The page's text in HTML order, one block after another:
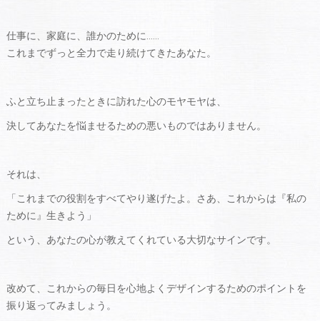
仕事に、家庭に、誰かのために……
これまでずっと全力で走り続けてきたあなた。
ふと立ち止まったときに訪れた心のモヤモヤは、
決してあなたを悩ませるための悪いものではありません。
それは、
「これまでの役割をすべてやり遂げたよ。さあ、これからは『私の
ために』生きよう」
という、あなたの心が教えてくれている大切なサインです。
改めて、これからの毎日を心地よくデザインするためのポイントを
振り返ってみましょう。